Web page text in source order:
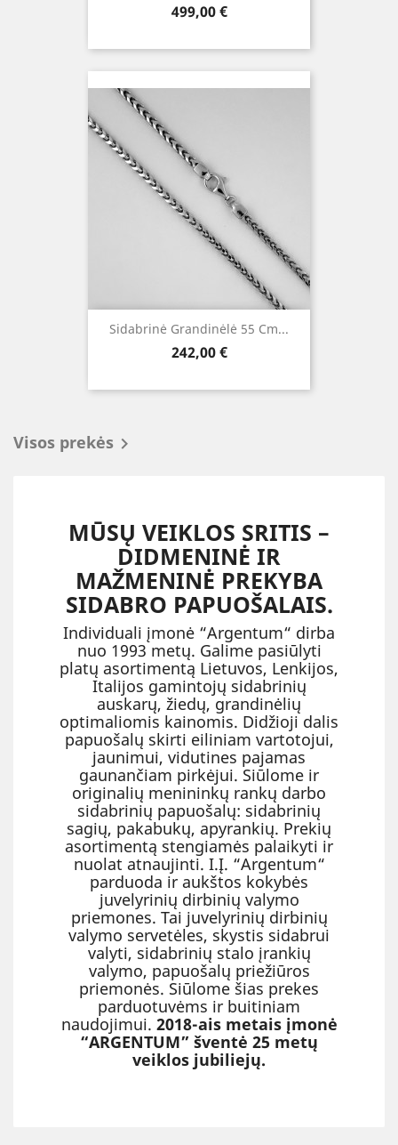
Kaina
499,00 €
Sidabrinė Grandinėlė 55 Cm...
Kaina
242,00 €
Visos prekės 
MŪSŲ VEIKLOS SRITIS –
DIDMENINĖ IR
MAŽMENINĖ PREKYBA
SIDABRO PAPUOŠALAIS.
Individuali įmonė “Argentum“ dirba
nuo 1993 metų. Galime pasiūlyti
platų asortimentą Lietuvos, Lenkijos,
Italijos gamintojų sidabrinių
auskarų, žiedų, grandinėlių
optimaliomis kainomis. Didžioji dalis
papuošalų skirti eiliniam vartotojui,
jaunimui, vidutines pajamas
gaunančiam pirkėjui. Siūlome ir
originalių menininkų rankų darbo
sidabrinių papuošalų: sidabrinių
sagių, pakabukų, apyrankių. Prekių
asortimentą stengiamės palaikyti ir
nuolat atnaujinti. I.Į. “Argentum“
parduoda ir aukštos kokybės
juvelyrinių dirbinių valymo
priemones. Tai juvelyrinių dirbinių
valymo servetėles, skystis sidabrui
valyti, sidabrinių stalo įrankių
valymo, papuošalų priežiūros
priemonės. Siūlome šias prekes
parduotuvėms ir buitiniam
naudojimui. 2018-ais metais įmonė
“ARGENTUM” šventė 25 metų
veiklos jubiliejų.